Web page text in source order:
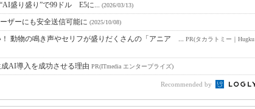
盛り盛り”で99ドル E5に... (2026/03/13)
ザーにも安全送信可能に (2025/10/08)
動物の鳴き声やセリフが盛りだくさんの「アニア ... PR(タカラトミー｜Hugku
AI導入を成功させる理由 PR(ITmedia エンタープライズ)
Recommended by